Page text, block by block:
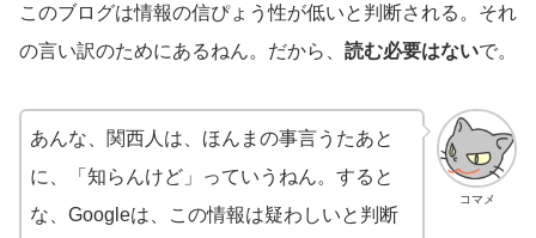
このブログは情報の信ぴょう性が低いと判断される。それ
の言い訳のためにあるねん。だから、 読む必要はないで。
コマメ
あんな、関西人は、ほんまの事言うたあと
に、「知らんけど」っていうねん。すると
な、Googleは、この情報は疑わしいと判断